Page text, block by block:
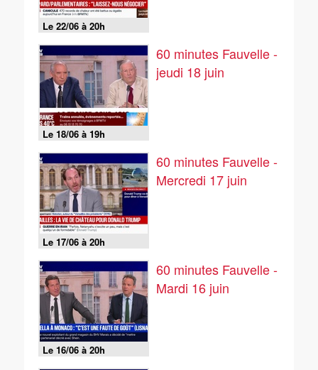
Le 22/06 à 20h
Le 18/06 à 19h
60 minutes Fauvelle -
jeudi 18 juin
Le 17/06 à 20h
60 minutes Fauvelle -
Mercredi 17 juin
Le 16/06 à 20h
60 minutes Fauvelle -
Mardi 16 juin